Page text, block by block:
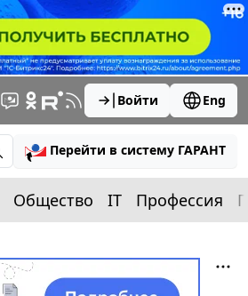
Войти Eng
Перейти в систему ГАРАНТ
Общество IT Профессия